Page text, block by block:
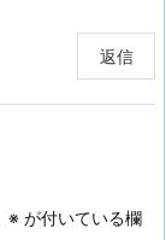
返信
※ が付いている欄